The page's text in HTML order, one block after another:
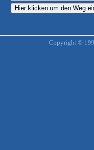
Copyright ©